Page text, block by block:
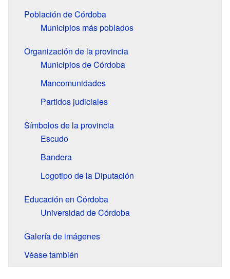
Población de Córdoba
Municipios más poblados
Organización de la provincia
Municipios de Córdoba
Mancomunidades
Partidos judiciales
Símbolos de la provincia
Escudo
Bandera
Logotipo de la Diputación
Educación en Córdoba
Universidad de Córdoba
Galería de imágenes
Véase también